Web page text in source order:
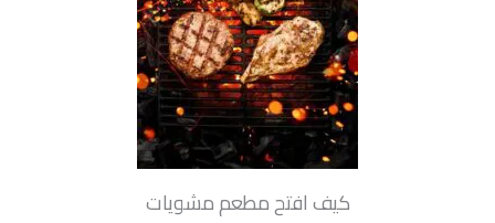
كيف افتح مطعم مشويات